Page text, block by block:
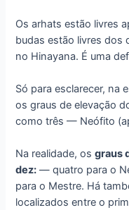
Os arhats estão livres
budas estão livres dos
no Hinayana. É uma
Só para esclarecer, na
os graus de elevação
como três — Neófito
Na realidade, osgraus
dez: — quatro para o
para o Mestre. Há
localizados entre o